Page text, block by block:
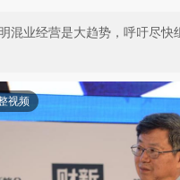
混业经营是大趋势，呼吁尽
视频